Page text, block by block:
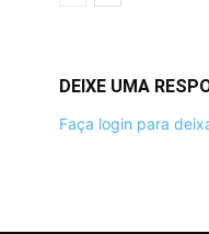
DEIXE UMA
Faça login para